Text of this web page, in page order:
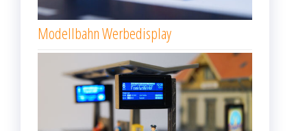
Modellbahn Werbedisplay